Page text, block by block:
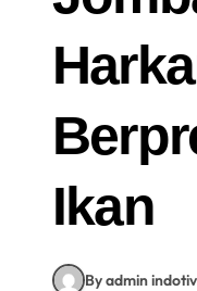
Ikan
By admin